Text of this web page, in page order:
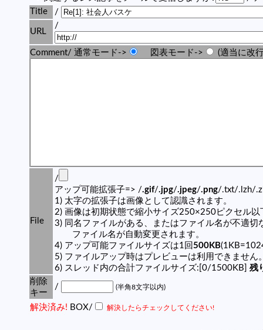
Title
/
URL
/
Comment/ 通常モード-> 図表モード-> (適当に改
File
/
アップ可能拡張子=> /.gif/.jpg/.jpeg/.png/.txt/.lzh/
1) 太字の拡張子は画像として認識されます。
2) 画像は初期状態で縮小サイズ250×250ピクセル以
3) 同名ファイルがある、またはファイル名が不適切
ファイル名が自動変更されます。
4) アップ可能ファイルサイズは1回500KB
5) ファイルアップ時はプレビューは利用できません
6) スレッド内の合計ファイルサイズ:[0/1500KB] 残
削除
キー
/ (半角8文字以内)
解決済み! BOX/ 解決したらチェックしてください!